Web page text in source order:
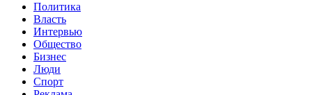
Политика
Власть
Интервью
Общество
Бизнес
Люди
Спорт